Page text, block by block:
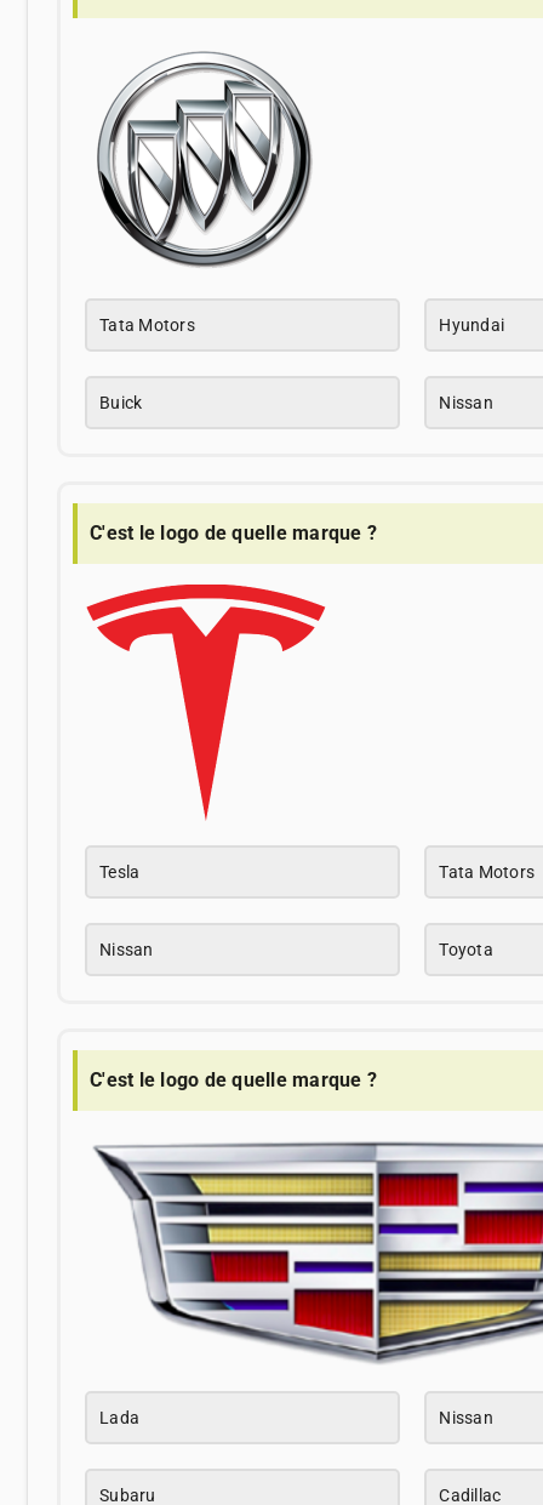
Tata Motors Hyundai
Buick Nissan
C'est le logo de quelle marque ?
Tesla Tata Motors
Nissan Toyota
C'est le logo de quelle marque ?
Lada Nissan
Subaru Cadillac